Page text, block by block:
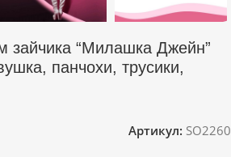
зайчика “Милашка Джейн”
панчохи, трусики,
Артикул: SO2260